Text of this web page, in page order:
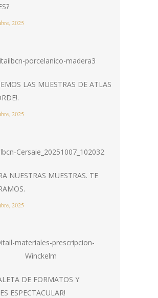
2025
LAS MUESTRAS DE ATLAS
2025
NUESTRAS MUESTRAS. TE
2025
DE FORMATOS Y
ESPECTACULAR!